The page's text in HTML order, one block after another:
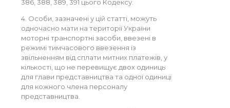
386, 388, 389, 391 цього Кодексу.
4. Особи, зазначені у цій статті, можуть
одночасно мати на території України
моторні транспортні засоби, ввезені в
режимі тимчасового ввезення із
звільненням від сплати митних платежів, у
кількості, що не перевищує двох одиниць
для глави представництва та одної одиниці
для кожного члена персоналу
представництва.